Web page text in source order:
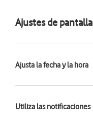
Ajustes de pantalla
Ajusta la fecha y la hora
Utiliza las notificaciones